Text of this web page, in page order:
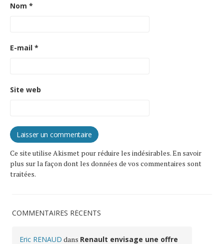
Nom *
E-mail *
Site web
Ce site utilise Akismet pour réduire les indésirables.En savoir
plus sur la façon dont les données de vos commentaires sont
traitées.
COMMENTAIRES RÉCENTS
Eric RENAUD dans Renault envisage une offre